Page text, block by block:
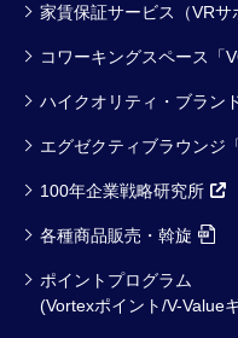
家賃保証サービス（VRサ
コワーキングスペース「
ハイクオリティ・ブラン
エグゼクティブラウンジ
100年企業戦略研究所
各種商品販売・斡旋
ポイントプログラム
(Vortexポイント/V-Value